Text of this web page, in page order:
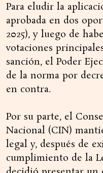
Para eludir la
aprobada en dos
2025), y luego de
votaciones
sanción, el Poder
de la norma por
en contra.
Por su parte, el
Nacional (CIN)
legal y, después de
cumplimiento de la